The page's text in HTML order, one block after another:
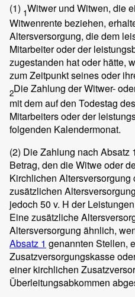
(1) 1Witwer und Witwen, die
Witwenrente beziehen,
Altersversorgung, die dem
Mitarbeiter oder der
zugestanden hat oder hätte,
zum Zeitpunkt seines oder
2Die Zahlung der Witwer-
mit dem auf den Todestag
Mitarbeiters oder der
folgenden Kalendermonat.
(2) Die Zahlung nach Absatz
Betrag, den die Witwe oder
Kirchlichen Altersversorgung
zusätzlichen
jedoch 50 v. H der
Eine zusätzliche
Altersversorgung ähnlich,
Absatz 1 genannten Stellen,
Zusatzversorgungskasse
einer kirchlichen
Überleitungsabkommen